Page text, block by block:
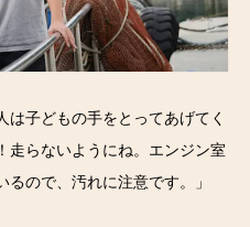
は子どもの手をとってあげてく
走らないようにね。エンジン室
ので、汚れに注意です。」